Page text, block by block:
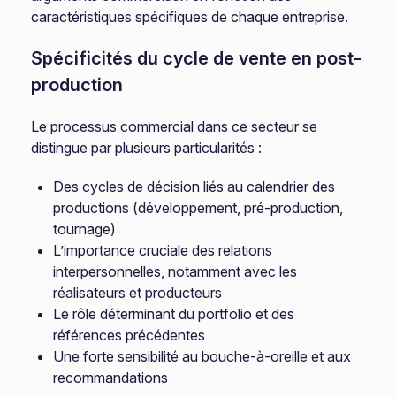
caractéristiques spécifiques de chaque entreprise.
Spécificités du cycle de vente en post-
production
Le processus commercial dans ce secteur se
distingue par plusieurs particularités :
Des cycles de décision liés au calendrier des
productions (développement, pré-production,
tournage)
L’importance cruciale des relations
interpersonnelles, notamment avec les
réalisateurs et producteurs
Le rôle déterminant du portfolio et des
références précédentes
Une forte sensibilité au bouche-à-oreille et aux
recommandations